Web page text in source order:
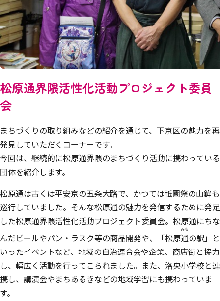
松原通界隈活性化活動プロジェクト委員
会
まちづくりの取り組みなどの紹介を通じて、下京区の魅力を再
発見していただくコーナーです。
今回は、継続的に松原通界隈のまちづくり活動に携わっている
団体を紹介します。
松原通は古くは平安京の五条大路で、かつては祇園祭の山鉾も
巡行していました。そんな松原通の魅力を発信するために発足
した松原通界隈活性化活動プロジェクト委員会。松原通にちな
んだビールやパン・ラスク等の商品開発や、「松原通
みち
の駅」と
いったイベントなど、地域の自治連合会や企業、商店街と協力
し、幅広く活動を行ってこられました。また、洛央小学校と連
携し、講演会やまちあるきなどの地域学習にも携わっていま
す。